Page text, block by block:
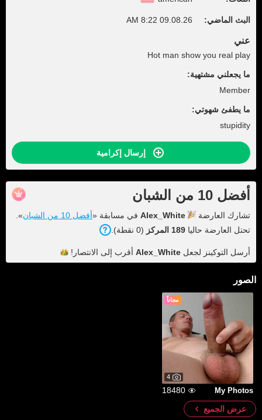
البث الماضي: 09.08.26 8:22 AM
عني
Hot man show you real play
ما يجعلني مشتهية:
Member
ما يطفئ شهوتي:
stupidity
إرسال إكرامية
أفضل 10 من الشبان
تشارك العارضة Alex_White في مسابقة «أفضل 10 من الشبان
».
تحتل العارضة حاليا 189 المركز (0 نقطة).
أرسل التوكينز لجعل Alex_White أقرب إلى الانتصار!
الصور
مجاناً
4
My Photos
18480
عرض الجميع